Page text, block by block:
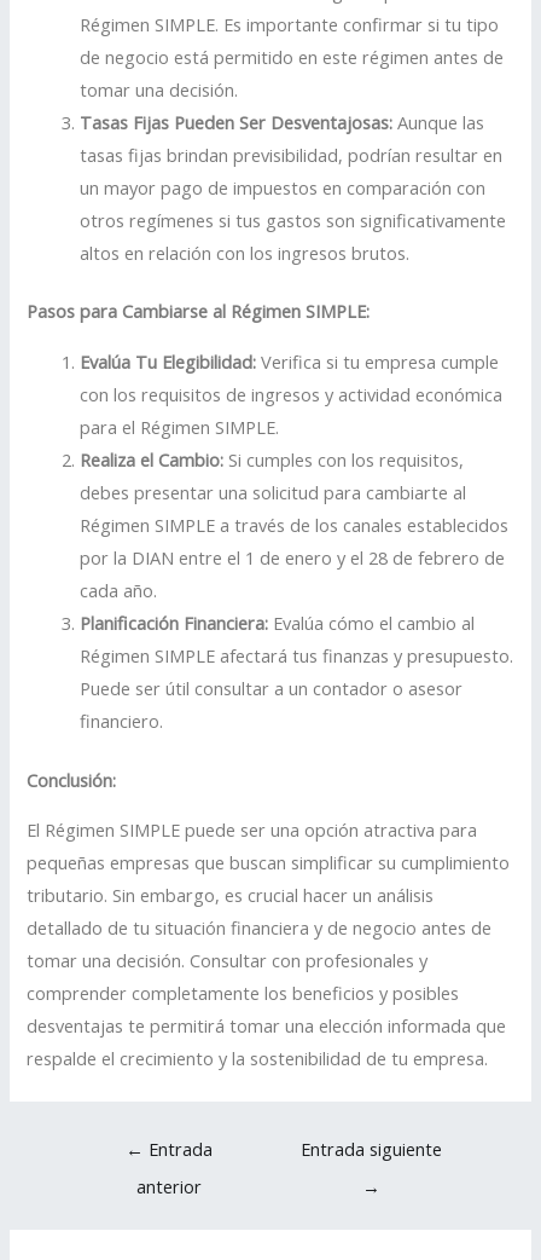
Régimen SIMPLE. Es importante confirmar si tu tipo
de negocio está permitido en este régimen antes de
tomar una decisión.
Tasas Fijas Pueden Ser Desventajosas: Aunque las
tasas fijas brindan previsibilidad, podrían resultar en
un mayor pago de impuestos en comparación con
otros regímenes si tus gastos son significativamente
altos en relación con los ingresos brutos.
Pasos para Cambiarse al Régimen SIMPLE:
Evalúa Tu Elegibilidad: Verifica si tu empresa cumple
con los requisitos de ingresos y actividad económica
para el Régimen SIMPLE.
Realiza el Cambio: Si cumples con los requisitos,
debes presentar una solicitud para cambiarte al
Régimen SIMPLE a través de los canales establecidos
por la DIAN entre el 1 de enero y el 28 de febrero de
cada año.
Planificación Financiera: Evalúa cómo el cambio al
Régimen SIMPLE afectará tus finanzas y presupuesto.
Puede ser útil consultar a un contador o asesor
financiero.
Conclusión:
El Régimen SIMPLE puede ser una opción atractiva para
pequeñas empresas que buscan simplificar su cumplimiento
tributario. Sin embargo, es crucial hacer un análisis
detallado de tu situación financiera y de negocio antes de
tomar una decisión. Consultar con profesionales y
comprender completamente los beneficios y posibles
desventajas te permitirá tomar una elección informada que
respalde el crecimiento y la sostenibilidad de tu empresa.
← Entrada
anterior
Entrada siguiente
→